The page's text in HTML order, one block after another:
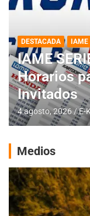
DESTACADA
IAME
Horarios
Invitados
4 agosto, 2026 E-
Medios